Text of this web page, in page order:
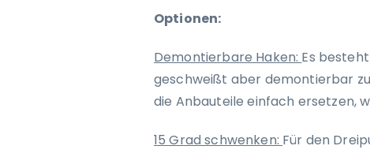
Optionen:
Demontierbare Haken: Es
geschweißt aber demontierbar
die Anbauteile einfach ersetzen,
15 Grad schwenken: Für den